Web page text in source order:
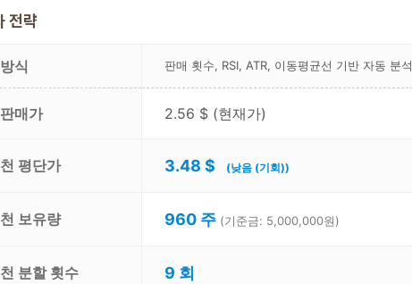
전략
식 판매 횟수, RSI, ATR, 이동평균선 기반 자동 분석
매가 2.56 $ (현재가)
평단가 3.48 $ (낮음 (기회))
보유량 960 주 (기준금: 5,000,000원)
분할 횟수 9 회